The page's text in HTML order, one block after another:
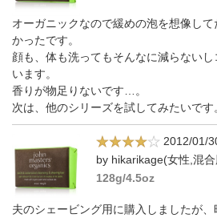
オーガニックなので緩めの泡を想像し
かったです。
顔も、体も洗ってもそんなに減らない
います。
香りが物足りないです…。
次は、他のシリーズを試してみたいです
2012/01/
by hikarikage(女性,混
128g/4.5oz
夫のシェービング用に購入しましたが